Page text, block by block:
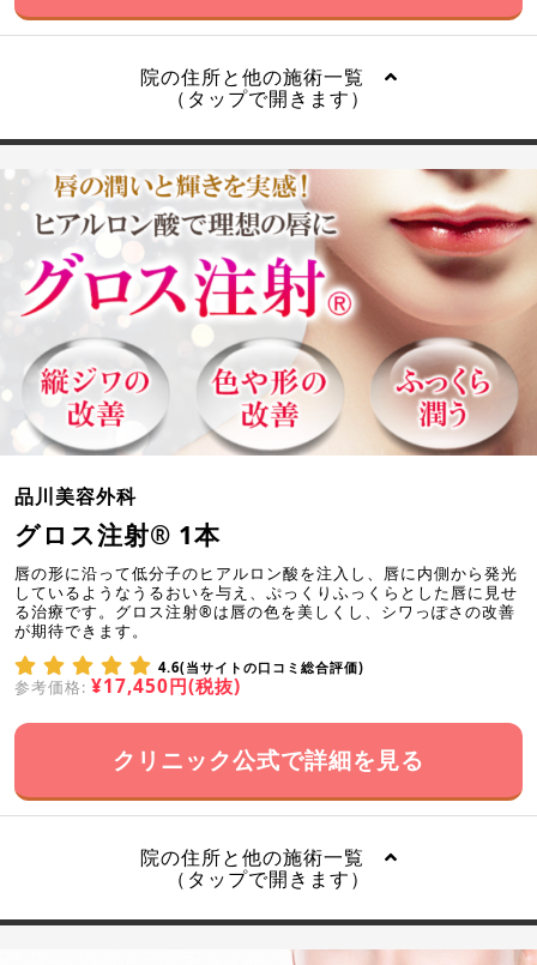
院の住所と他の施術一覧
（タップで開きます）
品川美容外科
グロス注射® 1本
唇の形に沿って低分子のヒアルロン酸を注入し、唇に内側から発光
しているようなうるおいを与え、ぷっくりふっくらとした唇に見せ
る治療です。グロス注射®は唇の色を美しくし、シワっぽさの改善
が期待できます。
4.6(当サイトの口コミ総合評価)
参考価格: ¥17,450円(税抜)
クリニック公式で詳細を見る
院の住所と他の施術一覧
（タップで開きます）